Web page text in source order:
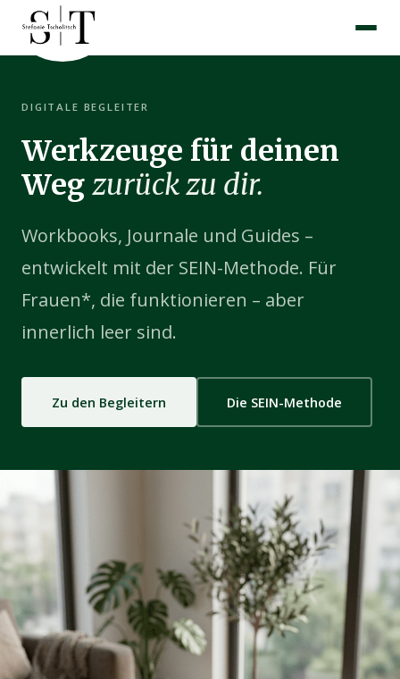
Zum
Inhalt
DIGITALE BEGLEITER
Werkzeuge für deinen
Weg zurück zu dir.
Workbooks, Journale und Guides –
entwickelt mit der SEIN-Methode. Für
Frauen*, die funktionieren – aber
innerlich leer sind.
Zu den Begleitern Die SEIN-Methode